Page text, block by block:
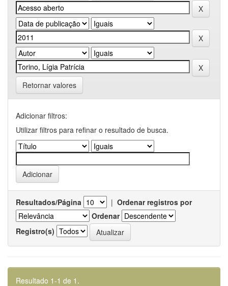
Retornar valores
Adicionar filtros:
Utilizar filtros para refinar o resultado de busca.
Resultados/Página | Ordenar registros por
Ordenar
Registro(s)
Resultado 1-1 de 1.